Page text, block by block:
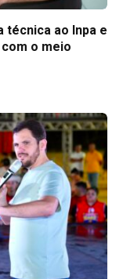
ao Inpa e
o meio